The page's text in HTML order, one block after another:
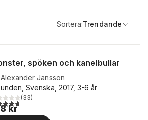
Sortera:Trendande
spöken och kanelbullar
Alexander Jansson
Svenska, 2017, 3-6 år
utav 5 stjärnor. Totalt antal röster:
(33)
kr